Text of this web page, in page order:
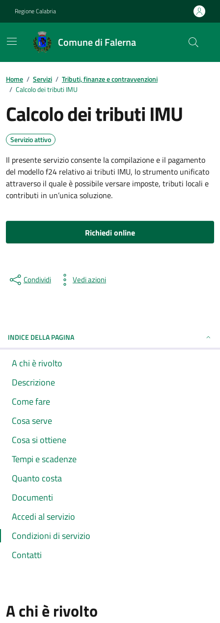
Regione Calabria
Comune di Falerna
Home / Servizi / Tributi, finanze e contravvenzioni
/ Calcolo dei tributi IMU
Calcolo dei tributi IMU
Servizio attivo
Il presente servizio consente la compilazione e il pagamento
del modello f24 relativo ai tributi IMU, lo strumento unificato
attraverso il quale è possibile versare imposte, tributi locali e
contributi in un’unica soluzione.
Richiedi online
Condividi Vedi azioni
INDICE DELLA PAGINA
A chi è rivolto
Descrizione
Come fare
Cosa serve
Cosa si ottiene
Tempi e scadenze
Quanto costa
Documenti
Accedi al servizio
Condizioni di servizio
Contatti
A chi è rivolto